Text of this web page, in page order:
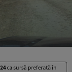
ca sursă preferată în